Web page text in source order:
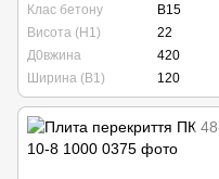
Клас бетону
B15
Висота (Н1)
22
Д0вжина
420
Ширина (В1)
120